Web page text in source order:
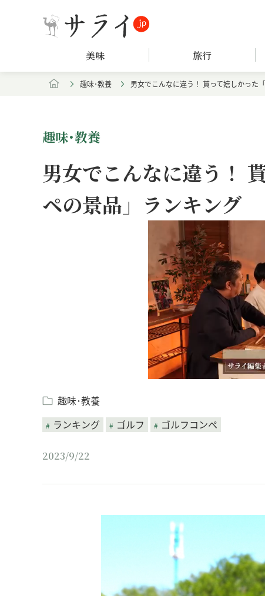
美味 旅行
趣味･教養 男女でこんなに違う！ 貰って嬉しかった
趣味･教養
男女でこんなに違う！
ペの景品」ランキング
趣味･教養
ランキング
ゴルフ ゴルフコンペ
2023/9/22